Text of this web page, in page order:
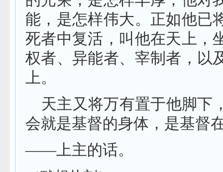
能，是怎样伟大。正如他已
死者中复活，叫他在天上，
权者、异能者、宰制者，以
上。
天主又将万有置于他脚下
会就是基督的身体，是基督
——上主的话。